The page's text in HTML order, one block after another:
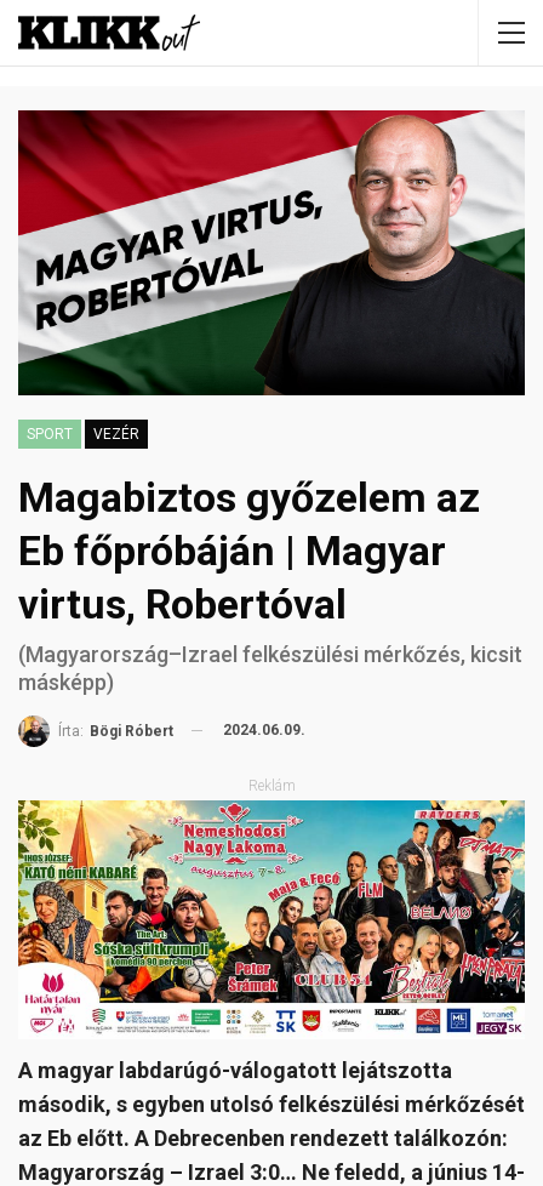
SPORT VEZÉR
Magabiztos győzelem az
Eb főpróbáján | Magyar
virtus, Robertóval
(Magyarország–Izrael felkészülési mérkőzés, kicsit
másképp)
Írta: Bögi Róbert 2024.06.09.
Reklám
A magyar labdarúgó-válogatott lejátszotta
második, s egyben utolsó felkészülési mérkőzését
az Eb előtt. A Debrecenben rendezett találkozón:
Magyarország – Izrael 3:0… Ne feledd, a június 14-